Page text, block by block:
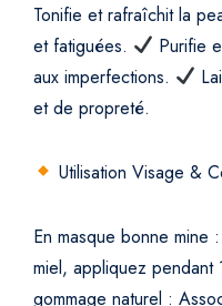
Tonifie et rafraîchit la
et fatiguées.
Purifie
aux imperfections.
et de propreté.
Utilisation Visage &
En masque bonne mine
miel, appliquez pendant
gommage naturel :